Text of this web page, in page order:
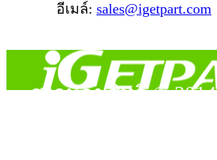
อีเมล์: sales@igetpart.com
สงวนลิขสิทธิ์ © 2014